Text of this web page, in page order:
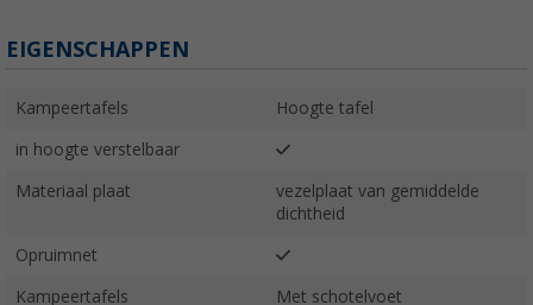
EIGENSCHAPPEN
Kampeertafels Hoogte tafel
in hoogte verstelbaar
Materiaal plaat
vezelplaat van gemiddelde
dichtheid
Opruimnet
Kampeertafels Met schotelvoet